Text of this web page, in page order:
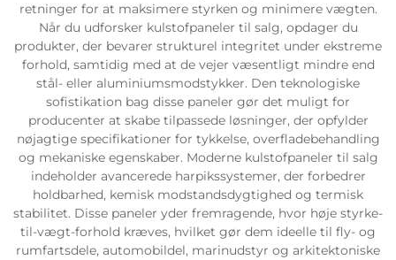
retninger for at maksimere styrken og minimere vægten.
Når du udforsker kulstofpaneler til salg, opdager du
produkter, der bevarer strukturel integritet under ekstreme
forhold, samtidig med at de vejer væsentligt mindre end
stål- eller aluminiumsmodstykker. Den teknologiske
sofistikation bag disse paneler gør det muligt for
producenter at skabe tilpassede løsninger, der opfylder
nøjagtige specifikationer for tykkelse, overfladebehandling
og mekaniske egenskaber. Moderne kulstofpaneler til salg
indeholder avancerede harpikssystemer, der forbedrer
holdbarhed, kemisk modstandsdygtighed og termisk
stabilitet. Disse paneler yder fremragende, hvor høje styrke-
til-vægt-forhold kræves, hvilket gør dem ideelle til fly- og
rumfartsdele, automobildel, marinudstyr og arkitektoniske